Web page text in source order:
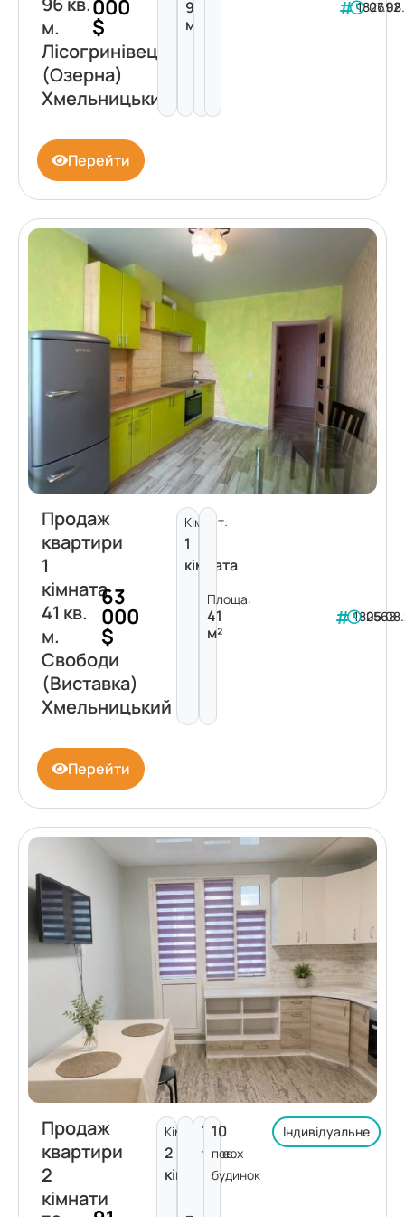
м.
Лісогринівецька
(Озерна)
Хмельницький
000
$
96
м²
182692
Перейти
Продаж
квартири
1
кімната
41 кв.
м.
Свободи
(Виставка)
Хмельницький
63
000
$
Кімнат:
1
кімната
Площа:
41
м²
182568
Перейти
Продаж
квартири
2
кімнати
Кімнат:
2
кімнати
1
поверх
10
пов.
будинок
Індивідуальне